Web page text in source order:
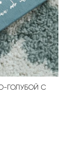
ГОЛУБОЙ С